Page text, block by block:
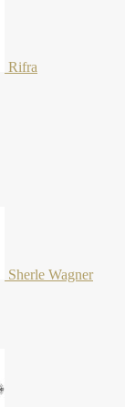
Rifra
Sherle Wagner